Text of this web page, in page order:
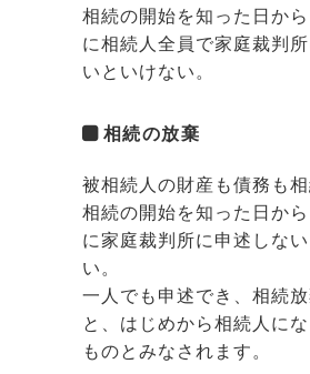
相続の開始を知った日か
に相続人全員で家庭裁判
いといけない。
相続の放棄
被相続人の財産も債務も相
相続の開始を知った日か
に家庭裁判所に申述しな
い。
一人でも申述でき、相続
と、はじめから相続人に
ものとみなされます。